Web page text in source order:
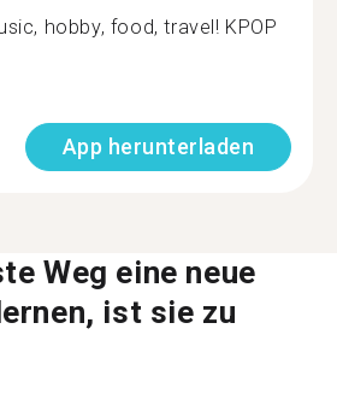
hobby, food, travel! KPOP
App herunterladen
Weg eine neue
ist sie zu